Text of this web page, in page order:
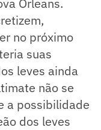
no próximo
suas
leves ainda
não se
a possibilidade
dos leves